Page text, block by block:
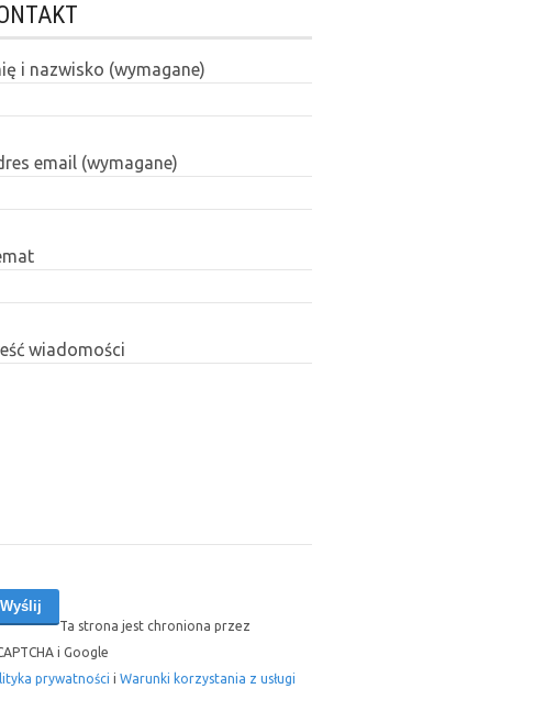
i nazwisko (wymagane)
email (wymagane)
wiadomości
Ta strona jest chroniona przez
i Google
prywatności i Warunki korzystania z usługi